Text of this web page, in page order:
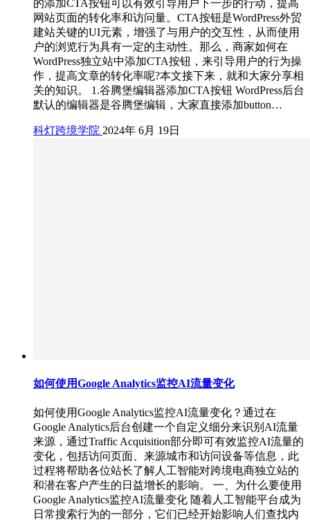
的添加CTA按钮可以有效引导用户下一步的行动，提高
网站页面的转化率和访问量。CTA按钮是WordPress外贸
建站关键的UI元素，增强了与用户的交互性，从而使用
户的浏览行为具有一定的主动性。那么，商家如何在
WordPress独立站中添加CTA按钮，来引导用户的行为操
作，提高文章的转化率呢?本文接下来，就和大家分享相
关的知识。 1.谷腾堡编辑器添加CTA按钮 WordPress后台
默认的编辑器是谷腾堡编辑，大家直接添加button…
科灯跨境学院 2024年 6月 19日
如何使用Google Analytics监控AI流量变化
如何使用Google Analytics监控AI流量变化？通过在
Google Analytics后台创建一个自定义细分来识别AI流量
来源，通过Traffic Acquisition部分即可有效监控AI流量的
变化，包括访问页面、来源城市和访问设备等信息，此
过程将帮助各位站长了解人工智能对跨境电商独立站的
和潜在客户产生的日益增长的影响。 一、为什么要使用
Google Analytics监控AI流量变化 随着人工智能平台成为
日常搜索行为的一部分，它们已经开始影响人们查找内